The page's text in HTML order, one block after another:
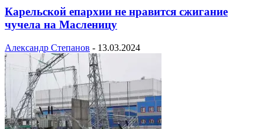
Карельской епархии не нравится сжигание
чучела на Масленицу
Александр Степанов - 13.03.2024